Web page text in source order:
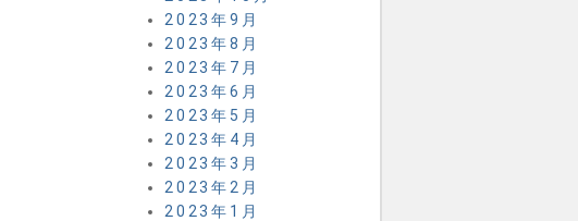
2023年9月
2023年8月
2023年7月
2023年6月
2023年5月
2023年4月
2023年3月
2023年2月
2023年1月